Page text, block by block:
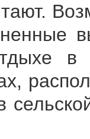
в